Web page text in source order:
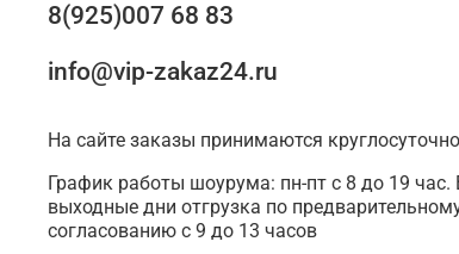
8(925)007 68 83
info@vip-zakaz24.ru
На сайте заказы принимаются круглосуточно
График работы шоурума: пн-пт с 8 до 19 час.
выходные дни отгрузка по
согласованию с 9 до 13 часов